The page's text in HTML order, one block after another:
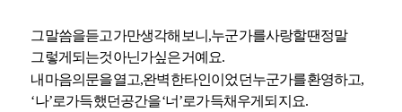
그말씀을듣고가만생각해 보니 ,누군가를사랑할땐정말
그렇게 되는것아닌가싶은거예요.
내 마음의 문을열고,완벽한타인이었던누군가를환영하고,
‘나’로가득했던공간을‘너’로가득채우게 되지요.